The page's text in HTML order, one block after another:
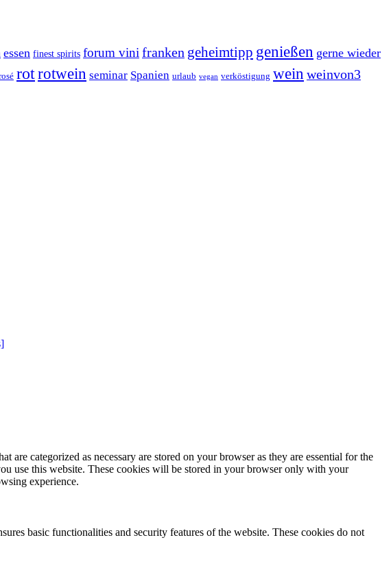
essen finest spirits forum vinifranken geheimtipp genießen gerne wieder
rotrotwein seminar Spanien urlaub vegan verköstigung wein weinvon3
categorized as necessary are stored on your browser as they are essential for the
use this website. These cookies will be stored in your browser only with your
experience.
basic functionalities and security features of the website. These cookies do not